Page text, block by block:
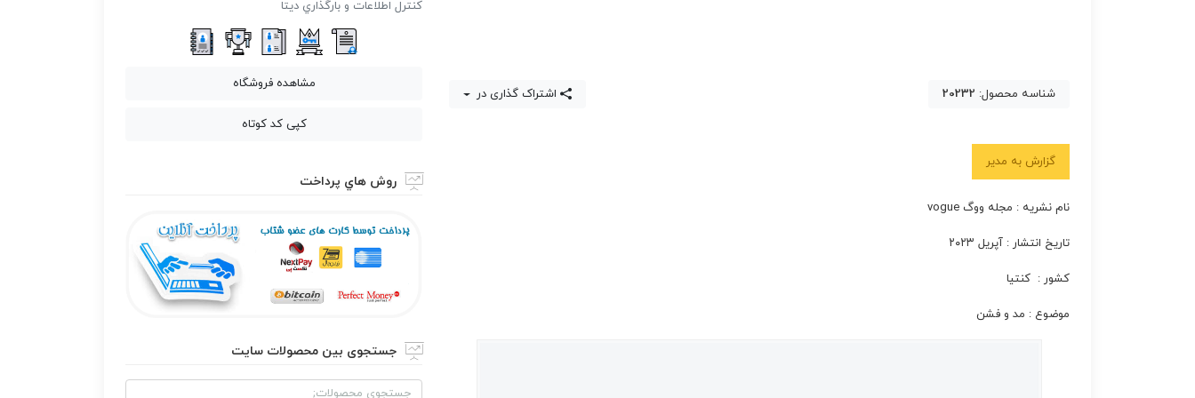
شناسه محصول: 20232 اشتراک گذاری در
گزارش به مدیر
نام نشریه : مجله ووگ vogue
تاریخ انتشار : آپریل ۲۰۲۳
کشور : کنتیا
موضوع : مد و فشن
كنترل اطلاعات و بارگذاري ديتا
مشاهده فروشگاه
کپی کد کوتاه
روش هاي پرداخت
جستجوی بین محصولات سایت
جستجو